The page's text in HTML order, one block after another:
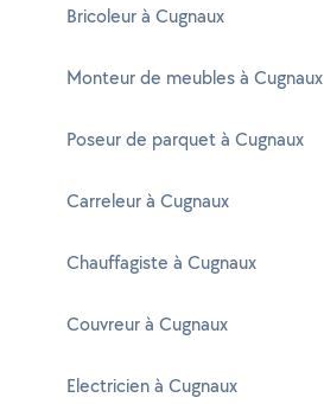
Bricoleur à Cugnaux
Monteur de meubles à Cugnaux
Poseur de parquet à Cugnaux
Carreleur à Cugnaux
Chauffagiste à Cugnaux
Couvreur à Cugnaux
Electricien à Cugnaux